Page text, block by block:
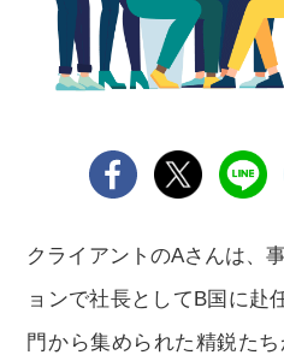
クライアントのAさんは、
ョンで社長としてB国に赴
門から集められた精鋭た